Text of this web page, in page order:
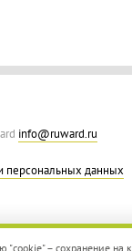
info@ruward.ru
персональных данных
"cookie" – сохранение на